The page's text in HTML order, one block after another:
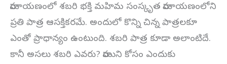
రామాయణంలో శబరి భక్తి మహిమ సంస్కృత రామాయణంలోని
ప్రతి పాత్ర ఆసక్తికరమే. అందులో కొన్ని చిన్న పాత్రలకూ
ఎంతో ప్రాధాన్యం ఉంటుంది. శబరి పాత్ర కూడా అలాంటిదే.
కానీ అసలు శబరి ఎవరు? రాముని కోసం ఎందుకు